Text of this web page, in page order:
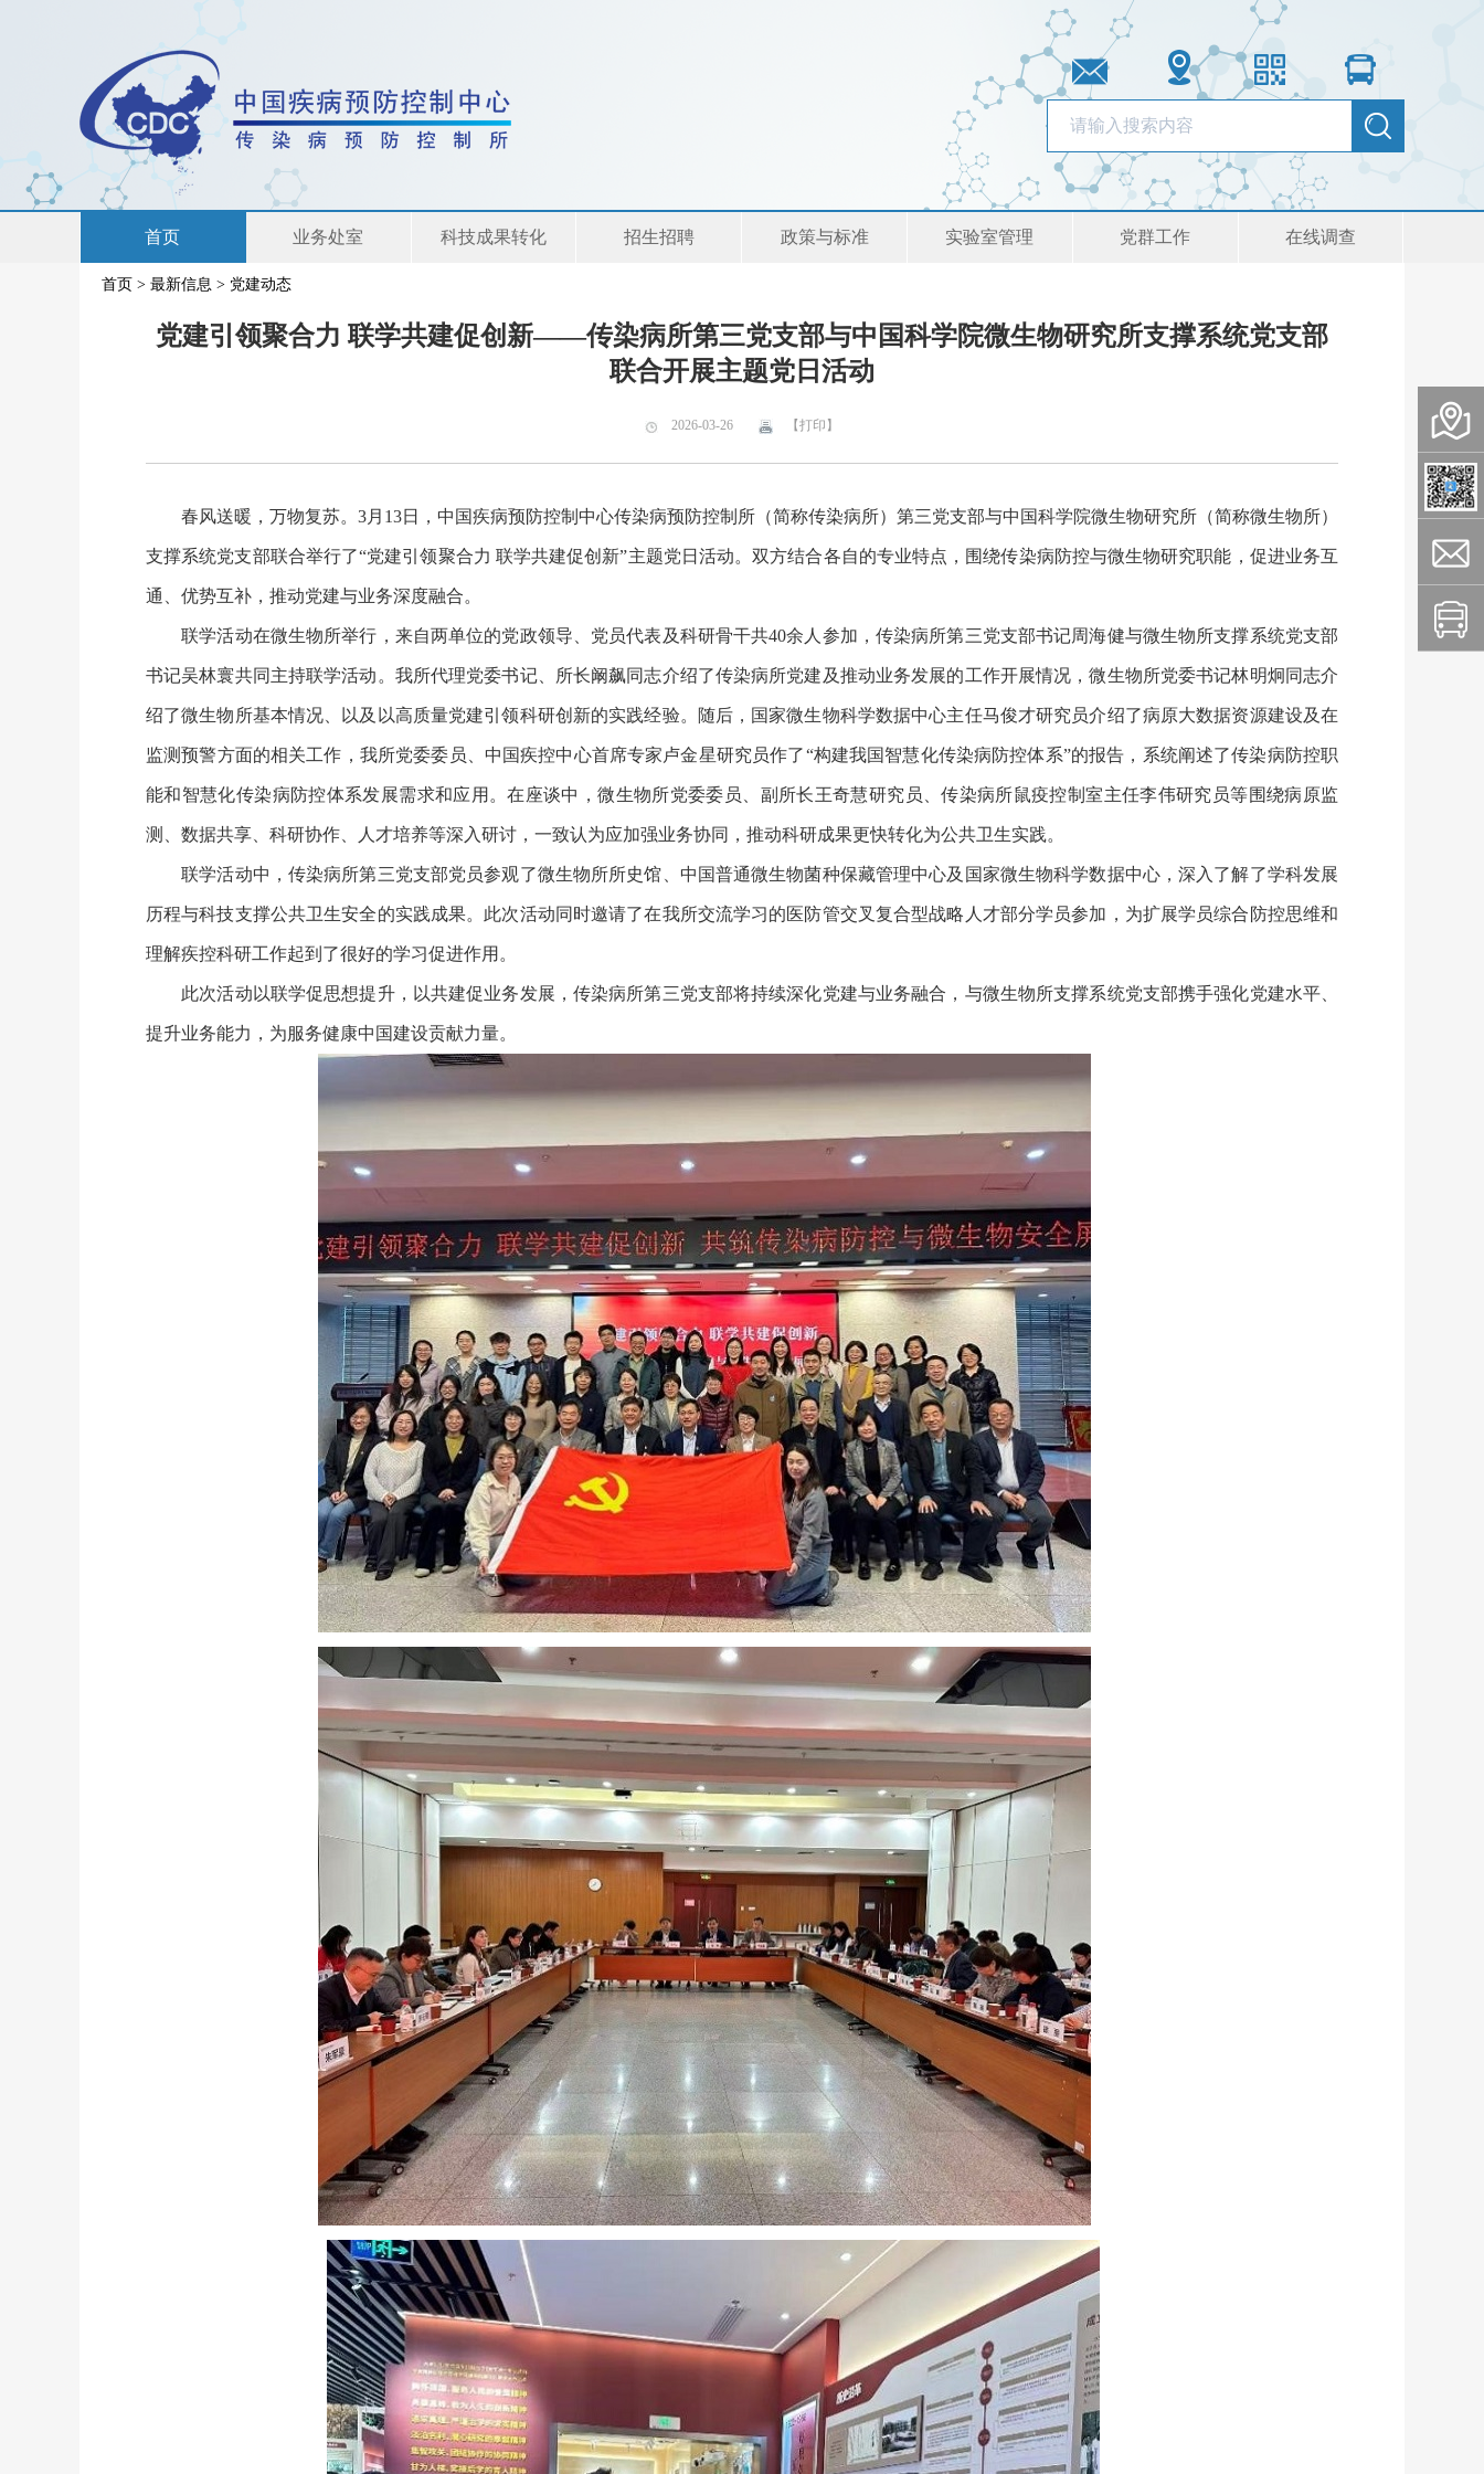
首页 业务处室 科技成果转化 招生招聘 政策与标准 实验室管理 党群工作 在线调查
联系我们
首页 > 最新信息 > 党建动态
党建引领聚合力 联学共建促创新——传染病所第三党支部与中国科学院微生物研究所支撑系统党支部
联合开展主题党日活动
2026-03-26 【打印】
春风送暖，万物复苏。3月13日，中国疾病预防控制中心传染病预防控制所（简称传染病所）第三党支部与中国科学院微生物研究所（简称微生物所）
支撑系统党支部联合举行了“党建引领聚合力 联学共建促创新”主题党日活动。双方结合各自的专业特点，围绕传染病防控与微生物研究职能，促进业务互
通、优势互补，推动党建与业务深度融合。
联学活动在微生物所举行，来自两单位的党政领导、党员代表及科研骨干共40余人参加，传染病所第三党支部书记周海健与微生物所支撑系统党支部
书记吴林寰共同主持联学活动。我所代理党委书记、所长阚飙同志介绍了传染病所党建及推动业务发展的工作开展情况，微生物所党委书记林明炯同志介
绍了微生物所基本情况、以及以高质量党建引领科研创新的实践经验。随后，国家微生物科学数据中心主任马俊才研究员介绍了病原大数据资源建设及在
监测预警方面的相关工作，我所党委委员、中国疾控中心首席专家卢金星研究员作了“构建我国智慧化传染病防控体系”的报告，系统阐述了传染病防控职
能和智慧化传染病防控体系发展需求和应用。在座谈中，微生物所党委委员、副所长王奇慧研究员、传染病所鼠疫控制室主任李伟研究员等围绕病原监
测、数据共享、科研协作、人才培养等深入研讨，一致认为应加强业务协同，推动科研成果更快转化为公共卫生实践。
联学活动中，传染病所第三党支部党员参观了微生物所所史馆、中国普通微生物菌种保藏管理中心及国家微生物科学数据中心，深入了解了学科发展
历程与科技支撑公共卫生安全的实践成果。此次活动同时邀请了在我所交流学习的医防管交叉复合型战略人才部分学员参加，为扩展学员综合防控思维和
理解疾控科研工作起到了很好的学习促进作用。
此次活动以联学促思想提升，以共建促业务发展，传染病所第三党支部将持续深化党建与业务融合，与微生物所支撑系统党支部携手强化党建水平、
提升业务能力，为服务健康中国建设贡献力量。